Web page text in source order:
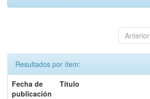
Anterior
Resultados por ítem:
Fecha de
publicación
Título